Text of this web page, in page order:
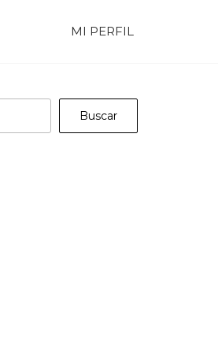
MI PERFIL
Buscar